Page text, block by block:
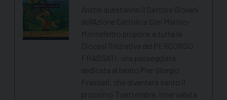
Anche quest'anno il Settore Giovani
dell'Azione Cattolica San Marino-
Montefeltro propone a tutta la
Diocesi l'iniziativa del PERCORSO
FRASSATI, una passeggiata
dedicata al beato Pier Giorgio
Frassati, che diventerà santo il
prossimo 7 settembre, intervallata